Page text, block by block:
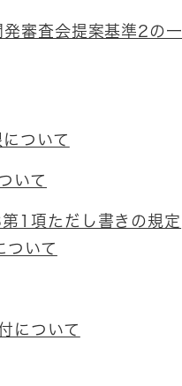
審査会提案基準2の一
ついて
いて
1項ただし書きの規定
ついて
について